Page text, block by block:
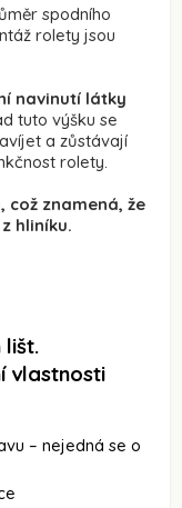
spodního
rolety jsou
navinutí látky
tuto výšku se
a zůstávají
rolety.
což znamená, že
hliníku.
lišt.
vlastnosti
– nejedná se o